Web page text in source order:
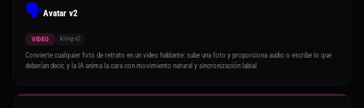
🗣️Avatar v2
VIDEO kling-v2
Convierte cualquier foto de retrato en un video hablante: sube una foto y proporciona audio o escribe lo que
deberían decir, y la IA anima la cara con movimiento natural y sincronización labial